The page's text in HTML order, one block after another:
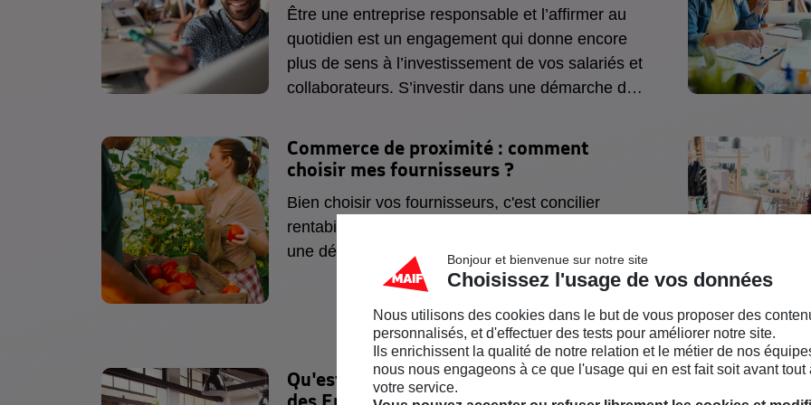
Être une entreprise responsable et l’affirmer au
quotidien est un engagement qui donne encore
plus de sens à l’investissement de vos salariés et
collaborateurs. S’investir dans une démarche de
un acte fort qui bénéficie à la société dans son
ensemble et à votre entreprise et tous ses
Commerce de proximité : comment
choisir mes fournisseurs ?
Bien choisir vos fournisseurs, c'est concilier
rentabilité et produits et services de qualité dans
une démarche éthique.
Qu'est-ce que laResponsabilité Sociétale
des Entreprises(RSE) ?
Bonjour et bienvenue sur notre site
Choisissez l'usage de vos données
Nous utilisons des cookies dans le but de vous proposer des
personnalisés, et d'effectuer des tests pour améliorer notre site.
Ils enrichissent la qualité de notre relation et le métier de nos
nous nous engageons à ce que l'usage qui en est fait soit avant tout
votre service.